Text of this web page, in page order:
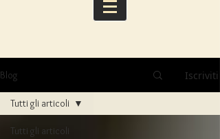
Blog Iscriviti
Tutti gli articoli
Tutti gli articoli